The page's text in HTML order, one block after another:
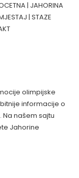
| JAHORINA
|STAZE
olimpijske
informacije o
Na našem sajtu
Jahorine